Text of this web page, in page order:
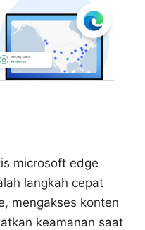
microsoft edge
langkah cepat
mengakses konten
keamanan saat